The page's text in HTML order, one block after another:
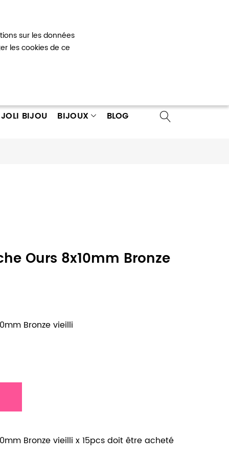
sur les données
les cookies de ce
compte
BIJOU BIJOUX BLOG
Ours 8x10mm Bronze
Bronze vieilli
Bronze vieilli x 15pcs doit être acheté